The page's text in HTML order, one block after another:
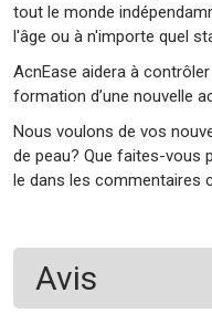
tout le monde
l'âge ou à n'importe quel
AcnEase aidera à
formation d’une nouvelle
Nous voulons de vos
de peau? Que faites-vous
le dans les commentaires
Avis